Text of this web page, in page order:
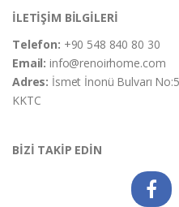
İLETİŞİM BİLGİLERİ
Telefon: +90 548 840 80 30
Email:info@renoirhome.com
Adres: İsmet İnonü Bulvarı
KKTC
BİZİ TAKİP EDİN